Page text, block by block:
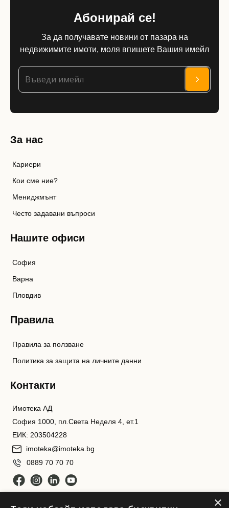
Абонирай се!
За да получавате новини от пазара на
недвижимите имоти, моля впишете Вашия имейл
За нас
Кариери
Кои сме ние?
Мениджмънт
Често задавани въпроси
Нашите офиси
София
Варна
Пловдив
Правила
Правила за ползване
Политика за защита на личните данни
Контакти
Имотека АД
София 1000, пл.Света Неделя 4, ет.1
ЕИК: 203504228
imoteka@imoteka.bg
0889 70 70 70
×